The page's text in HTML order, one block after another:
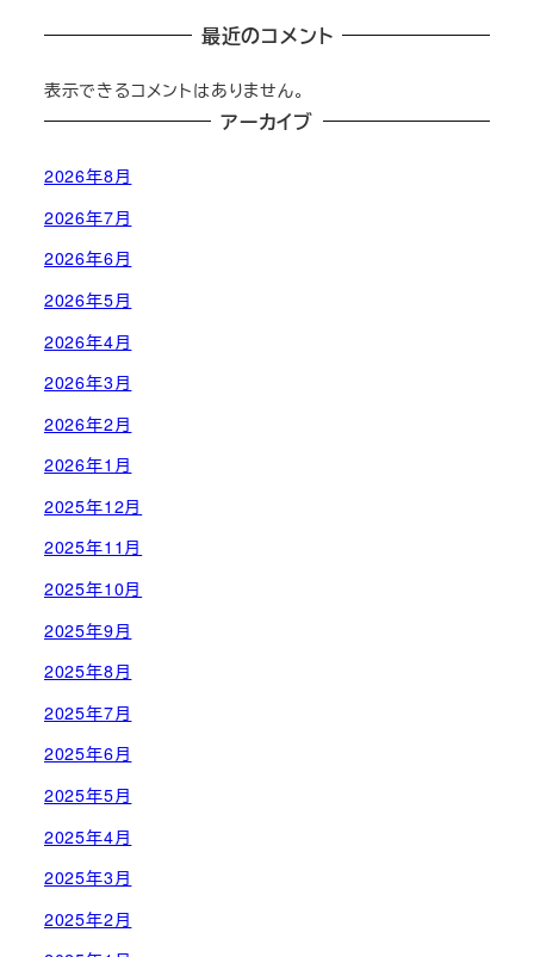
最近のコメント
表示できるコメントはありません。
アーカイブ
2026年8月
2026年7月
2026年6月
2026年5月
2026年4月
2026年3月
2026年2月
2026年1月
2025年12月
2025年11月
2025年10月
2025年9月
2025年8月
2025年7月
2025年6月
2025年5月
2025年4月
2025年3月
2025年2月